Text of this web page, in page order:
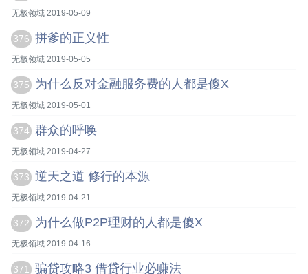
无极领域 2019-05-09
376 拼爹的正义性
无极领域 2019-05-05
375 为什么反对金融服务费的人都是傻X
无极领域 2019-05-01
374 群众的呼唤
无极领域 2019-04-27
373 逆天之道 修行的本源
无极领域 2019-04-21
372 为什么做P2P理财的人都是傻X
无极领域 2019-04-16
371 骗贷攻略3 借贷行业必赚法